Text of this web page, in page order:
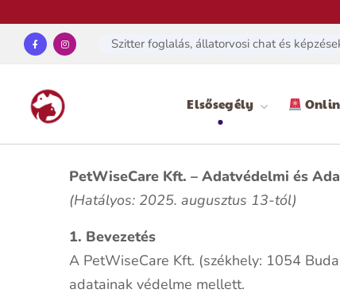
Szitter foglalás, állatorvosi chat és
Elsősegély
PetWiseCare Kft. – Adatvédelmi és
(Hatályos: 2025. augusztus 13-tól)
1. Bevezetés
A PetWiseCare Kft. (székhely: 1054
adatainak védelme mellett.